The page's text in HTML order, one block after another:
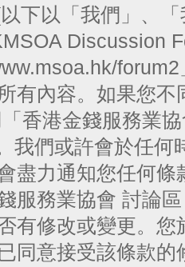
下以「我們」、
Discussion
有內容。如果您
香港金錢服務業
我們或許會於任何
盡力通知您任何
錢服務業協會 討論
有修改或變更。
同意接受該條款的